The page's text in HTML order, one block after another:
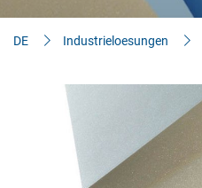
DE Industrieloesungen